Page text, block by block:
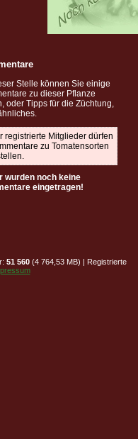
Stelle können Sie einige
zu dieser Pflanze
oder Tipps für die Züchtung,
registrierte Mitglieder dürfen
zu Tomatensorten
wurden noch keine
eingetragen!
51 560(4 764,53 MB) | Registrierte